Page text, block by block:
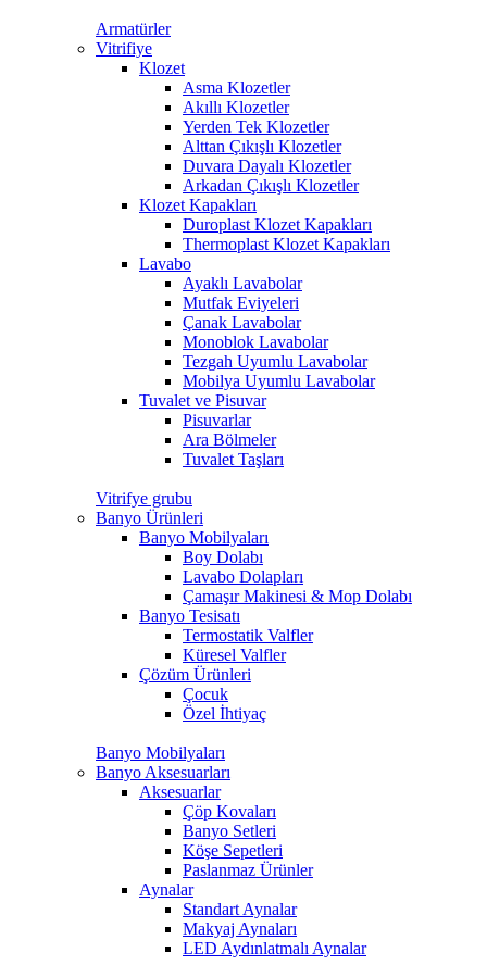
Armatürler
Vitrifiye
Klozet
Asma Klozetler
Akıllı Klozetler
Yerden Tek Klozetler
Alttan Çıkışlı Klozetler
Duvara Dayalı Klozetler
Arkadan Çıkışlı Klozetler
Klozet Kapakları
Duroplast Klozet Kapakları
Thermoplast Klozet Kapakları
Lavabo
Ayaklı Lavabolar
Mutfak Eviyeleri
Çanak Lavabolar
Monoblok Lavabolar
Tezgah Uyumlu Lavabolar
Mobilya Uyumlu Lavabolar
Tuvalet ve Pisuvar
Pisuvarlar
Ara Bölmeler
Tuvalet Taşları
Vitrifye grubu
Banyo Ürünleri
Banyo Mobilyaları
Boy Dolabı
Lavabo Dolapları
Çamaşır Makinesi & Mop Dolabı
Banyo Tesisatı
Termostatik Valfler
Küresel Valfler
Çözüm Ürünleri
Çocuk
Özel İhtiyaç
Banyo Mobilyaları
Banyo Aksesuarları
Aksesuarlar
Çöp Kovaları
Banyo Setleri
Köşe Sepetleri
Paslanmaz Ürünler
Aynalar
Standart Aynalar
Makyaj Aynaları
LED Aydınlatmalı Aynalar